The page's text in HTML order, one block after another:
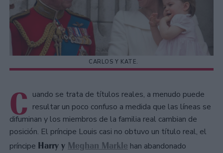
CARLOS Y KATE.
C uando se trata de títulos reales, a menudo puede
resultar un poco confuso a medida que las líneas se
difuminan y los miembros de la familia real cambian de
posición. El príncipe Louis casi no obtuvo un título real, el
príncipe Harry y Meghan Markle han abandonado